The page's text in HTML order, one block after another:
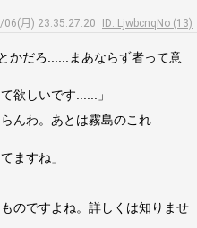
月) 23:35:27.20
ID: LjwbcnqNo (13)
かだろ......まあならず者って意
欲しいです......」
んわ。あとは霧島のこれ
ますね」
のですよね。詳しくは知りませ